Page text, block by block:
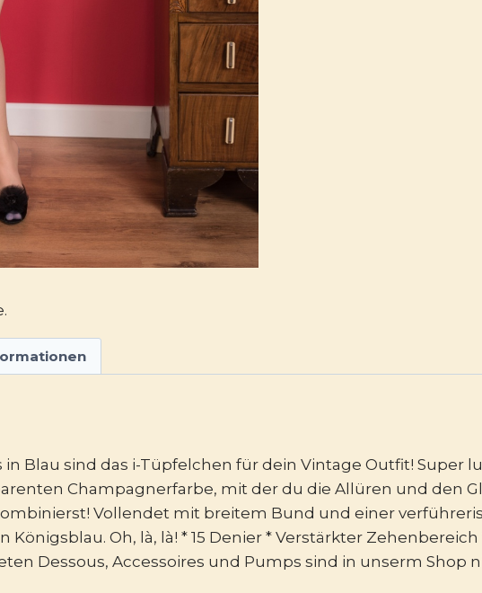
in Blau sind das i-Tüpfelchen für dein Vintage Outfit! Super
Champagnerfarbe, mit der du die Allüren und den
Vollendet mit breitem Bund und einer
Königsblau. Oh, là, là! * 15 Denier * Verstärkter
Dessous, Accessoires und Pumps sind in unserm Shop